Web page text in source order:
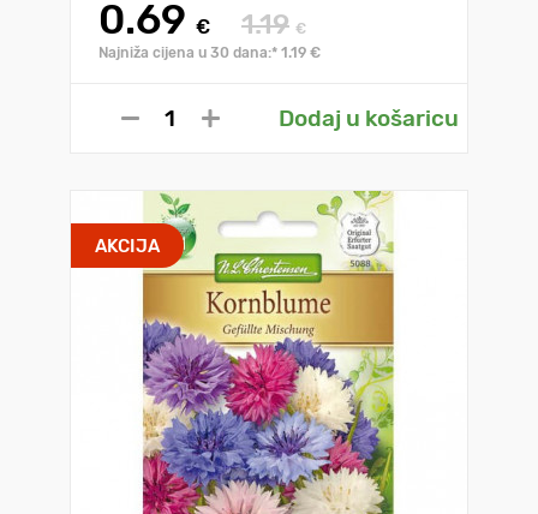
0.69 € 1.19 €
Najniža cijena u 30 dana:* 1.19 €
Dodaj u košaricu
AKCIJA